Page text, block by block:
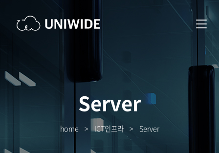
Server
home >ICT인프라> Server